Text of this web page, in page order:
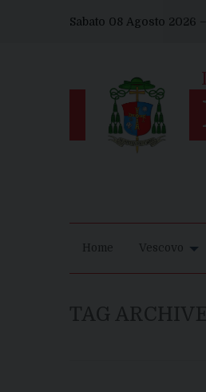
Sabato 08 Agosto 2026 –
Home Vescovo